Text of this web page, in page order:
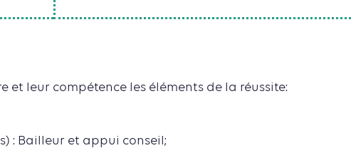
leur compétence les éléments de la réussite:
: Bailleur et appui conseil;